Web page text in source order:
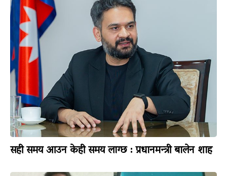
सही समय आउन केही समय लाग्छ : प्रधानमन्त्री बालेन शाह